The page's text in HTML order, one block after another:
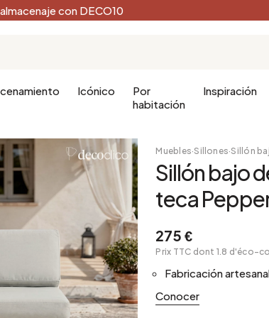
con DECO10
Icónico
Por
habitación
Cuarto de baño
Decoración del cuarto de
Inspiración
Regalos decorativos
Muebles·Sillones·Sillón
Sillón bajo
teca
275 €
Prix TTC dont 1.8 d'éco-
Fabricación
Conocer